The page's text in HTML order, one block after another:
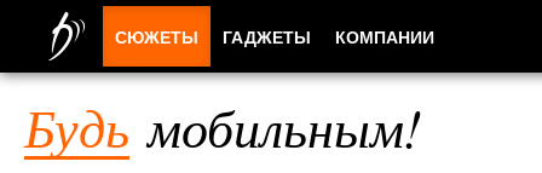
Будь мобильным!
СЮЖЕТЫ ГАДЖЕТЫ КОМПАНИИ
ПРИЛОЖЕНИЯ